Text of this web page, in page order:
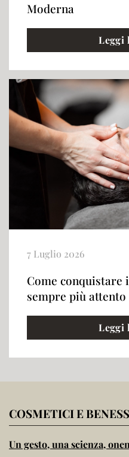
Moderna
Leggi
7 Luglio 2026
Come conquistare
sempre più
Leggi
COSMETICI E
Un gesto, una scienza,